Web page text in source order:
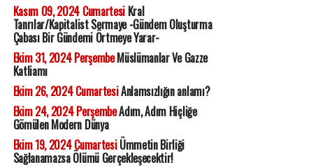
Kasım 09, 2024 CumartesiKral
Tanrılar/Kapitalist Sermaye -Gündem Oluşturma
Çabası Bir Gündemi Örtmeye Yarar-
Ekim 31, 2024 PerşembeMüslümanlar Ve Gazze
Katliamı
Ekim 26, 2024 CumartesiAnlamsızlığın anlamı?
Ekim 24, 2024 PerşembeAdım, Adım Hiçliğe
Gömülen Modern Dünya
Ekim 19, 2024 CumartesiÜmmetin Birliği
Sağlanamazsa Ölümü Gerçekleşecektir!